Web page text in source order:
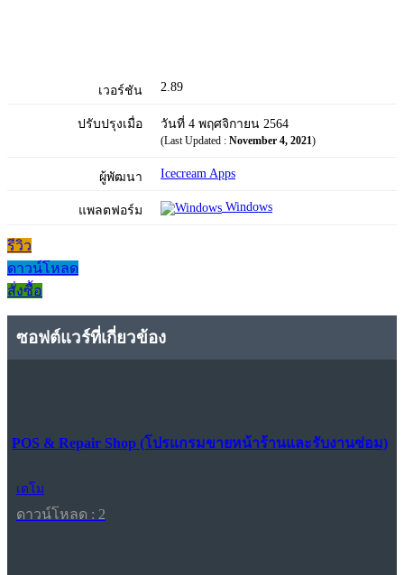
เวอร์ชัน 2.89
ปรับปรุงเมื่อ วันที่ 4 พฤศจิกายน 2564
(Last Updated : November 4, 2021)
ผู้พัฒนา Icecream Apps
แพลตฟอร์ม Windows
รีวิว
ดาวน์โหลด
สั่งซื้อ
ซอฟต์แวร์ที่เกี่ยวข้อง
POS & Repair Shop (โปรแกรมขายหน้าร้านและรับงานซ่อม)
เดโม
ดาวน์โหลด : 2